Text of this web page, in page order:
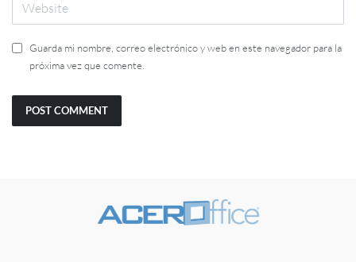
Guarda mi nombre, correo electrónico y web en este navegador para la
próxima vez que comente.